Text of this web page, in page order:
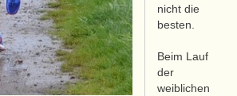
nicht die
besten.
Beim Lauf
der
weiblichen